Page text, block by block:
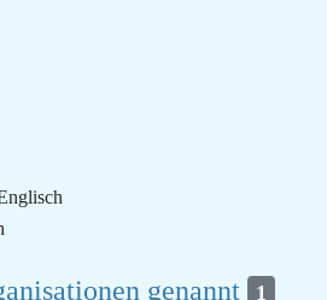
genannt 1